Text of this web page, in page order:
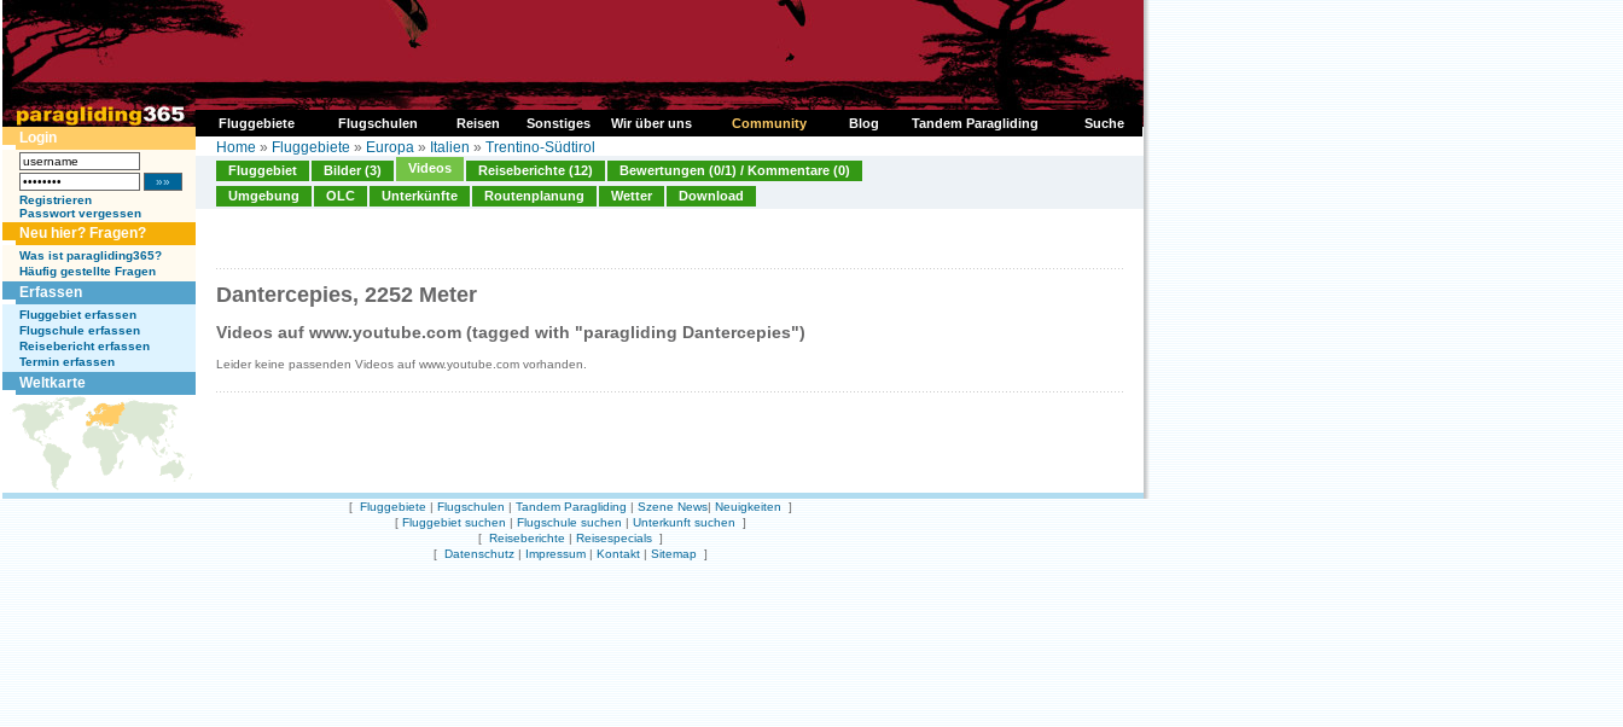
Fluggebiete Flugschulen Reisen Sonstiges Wir über uns Suche
Community Blog Tandem Paragliding
Login
Registrieren
Passwort vergessen
Neu hier? Fragen?
Was ist paragliding365?
Häufig gestellte Fragen
Erfassen
Fluggebiet erfassen
Flugschule erfassen
Reisebericht erfassen
Termin erfassen
Weltkarte
Home » Fluggebiete » Europa » Italien » Trentino-Südtirol
Fluggebiet Bilder (3) Videos Reiseberichte (12)
Bewertungen (0/1) / Kommentare (0)
Umgebung
OLC Unterkünfte Routenplanung Wetter Download
Dantercepies, 2252 Meter
Videos auf www.youtube.com (tagged with "paragliding Dantercepies")
Leider keine passenden Videos auf www.youtube.com vorhanden.
[ Fluggebiete | Flugschulen | Tandem Paragliding | Szene News| Neuigkeiten ]
[ Fluggebiet suchen | Flugschule suchen | Unterkunft suchen ]
[ Reiseberichte | Reisespecials ]
[ Datenschutz | Impressum | Kontakt | Sitemap ]